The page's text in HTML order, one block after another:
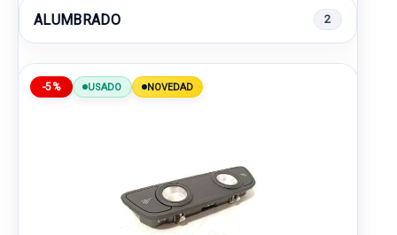
ALUMBRADO 2
-5% USADO NOVEDAD